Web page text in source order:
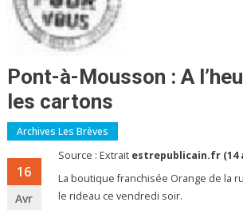
Pont-à-Mousson : A
les cartons
Archives Les Brèves
16
Avr
Source : Extrait estrepublicain.fr (14
La boutique franchisée Orange de la
le rideau ce vendredi soir.